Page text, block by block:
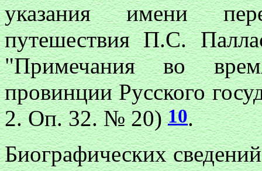
указания имени
путешествия П.С.
"Примечания во
провинции Русского
2. Оп. 32. № 20)10.
Биографических